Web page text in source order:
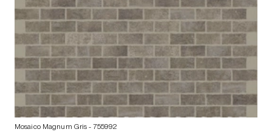
Mosaico Magnum Gris - 755992